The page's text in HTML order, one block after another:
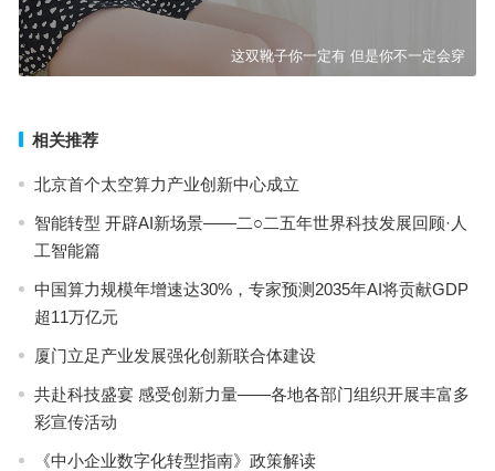
这双靴子你一定有 但是你不一定会穿
相关推荐
北京首个太空算力产业创新中心成立
智能转型 开辟AI新场景——二○二五年世界科技发展回顾·人
工智能篇
中国算力规模年增速达30%，专家预测2035年AI将贡献GDP
超11万亿元
厦门立足产业发展强化创新联合体建设
共赴科技盛宴 感受创新力量——各地各部门组织开展丰富多
彩宣传活动
《中小企业数字化转型指南》政策解读